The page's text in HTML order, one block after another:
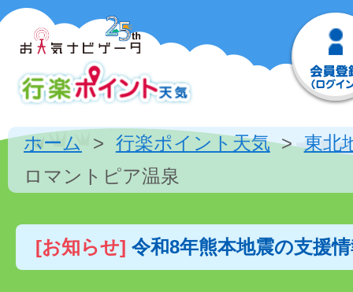
ホーム 行楽ポイント天気
東北
ロマントピア温泉
[お知らせ] 令和8年熊本地震の支援